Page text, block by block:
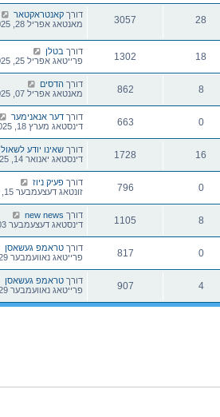
28
3057 דורך קאנטראקטאר
מאנטאג אפריל 28, 2025 4:54 pm
18
1302 דורך בטלן
פרייטאג אפריל 25, 2025 3:19 pm
8
862 דורך הדסים
מאנטאג אפריל 07, 2025 1:47 am
0
663 דורך דער אנאנימער
דינסטאג מערץ 18, 2025 11:28 pm
16
1728 דורך שאינו יודע לשאול
דינסטאג יאנואר 14, 2025 1:39 am
0
796 דורך פעיק ניוז
זונטאג דעצעמבער 15, 2024 3:43 pm
8
1105 דורך new news
דינסטאג דעצעמבער 03, 2024 11:45 am
0
817 דורך טראמפ געשאסן
פרייטאג נאוועמבער 29, 2024 12:46 pm
4
907 דורך טראמפ געשאסן
פרייטאג נאוועמבער 29, 2024 12:37 pm